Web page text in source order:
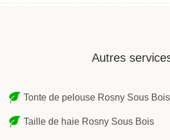
Autres
Tonte de pelouse Rosny Sous Bois
Taille de haie Rosny Sous Bois